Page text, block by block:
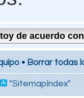
• Borrar todas
"SitemapIndex"